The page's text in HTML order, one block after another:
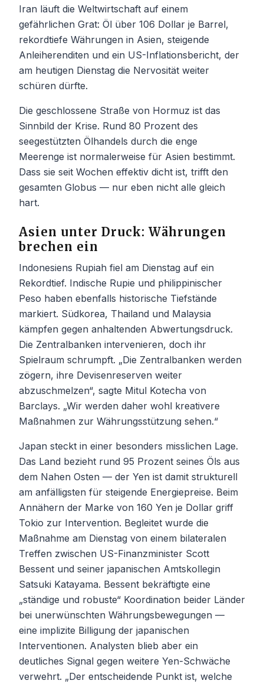
Iran läuft die Weltwirtschaft auf einem
gefährlichen Grat: Öl über 106 Dollar je Barrel,
rekordtiefe Währungen in Asien, steigende
Anleiherenditen und ein US-Inflationsbericht, der
am heutigen Dienstag die Nervosität weiter
schüren dürfte.
Die geschlossene Straße von Hormuz ist das
Sinnbild der Krise. Rund 80 Prozent des
seegestützten Ölhandels durch die enge
Meerenge ist normalerweise für Asien bestimmt.
Dass sie seit Wochen effektiv dicht ist, trifft den
gesamten Globus — nur eben nicht alle gleich
hart.
Asien unter Druck: Währungen
brechen ein
Indonesiens Rupiah fiel am Dienstag auf ein
Rekordtief. Indische Rupie und philippinischer
Peso haben ebenfalls historische Tiefstände
markiert. Südkorea, Thailand und Malaysia
kämpfen gegen anhaltenden Abwertungsdruck.
Die Zentralbanken intervenieren, doch ihr
Spielraum schrumpft. „Die Zentralbanken werden
zögern, ihre Devisenreserven weiter
abzuschmelzen“, sagte Mitul Kotecha von
Barclays. „Wir werden daher wohl kreativere
Maßnahmen zur Währungsstützung sehen.“
Japan steckt in einer besonders misslichen Lage.
Das Land bezieht rund 95 Prozent seines Öls aus
dem Nahen Osten — der Yen ist damit strukturell
am anfälligsten für steigende Energiepreise. Beim
Annähern der Marke von 160 Yen je Dollar griff
Tokio zur Intervention. Begleitet wurde die
Maßnahme am Dienstag von einem bilateralen
Treffen zwischen US-Finanzminister Scott
Bessent und seiner japanischen Amtskollegin
Satsuki Katayama. Bessent bekräftigte eine
„ständige und robuste“ Koordination beider Länder
bei unerwünschten Währungsbewegungen —
eine implizite Billigung der japanischen
Interventionen. Analysten blieb aber ein
deutliches Signal gegen weitere Yen-Schwäche
verwehrt. „Der entscheidende Punkt ist, welche